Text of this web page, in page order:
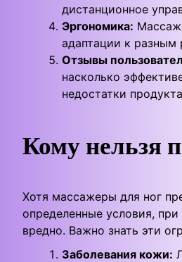
дистанционное
Эргономика:
адаптации к разным
Отзывы
насколько
недостатки
Кому нельзя
Хотя массажеры для ног
определенные условия,
вредно. Важно знать эти
Заболевания кожи: